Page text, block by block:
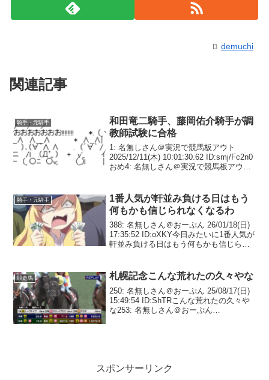
demuchi
関連記事
騎手・元騎手
和田竜二騎手、藤岡佑介騎手が調
教師試験に合格
1: 名無しさん＠実況で競馬板アウト
2025/12/11(木) 10:01:30.62 ID:smj/Fc2n0
おめ4: 名無しさん＠実況で競馬板アウト
騎手・元騎手
1番人気が軒並み負ける日はもう
何もかも信じられなくなるわ
388: 名無しさん＠おーぷん 26/01/18(日)
17:35:52 ID:oXKY今日みたいに1番人気が
軒並み負ける日はもう何もかも信じられ
ぷん 26/01...
競走馬 札幌記念こんな荒れたの久々やな
250: 名無しさん＠おーぷん 25/08/17(日)
15:49:54 ID:ShTRこんな荒れたの久々や
な253: 名無しさん＠おーぷん
スポンサーリンク